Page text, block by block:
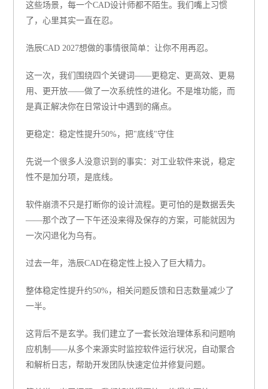
这些场景，每一个CAD设计师都不陌生。我们嘴上习惯
了，心里其实一直在忍。
浩辰CAD 2027想做的事情很简单：让你不用再忍。
这一次，我们围绕四个关键词——更稳定、更高效、更易
用、更开放——做了一次系统性的进化。不是堆功能，而
是真正解决你在日常设计中遇到的痛点。
更稳定：稳定性提升50%，把"底线"守住
先说一个很多人没意识到的事实：对工业软件来说，稳定
性不是加分项，是底线。
软件崩溃不只是打断你的设计流程。更可怕的是数据丢失
——那个改了一下午还没来得及保存的方案，可能就因为
一次闪退化为乌有。
过去一年，浩辰CAD在稳定性上投入了巨大精力。
整体稳定性提升约50%，相关问题反馈和日志数量减少了
一半。
这背后不是玄学。我们建立了一套长效治理体系和问题响
应机制——从多个来源实时监控软件运行状况，自动聚合
和解析日志，帮助开发团队快速定位并修复问题。